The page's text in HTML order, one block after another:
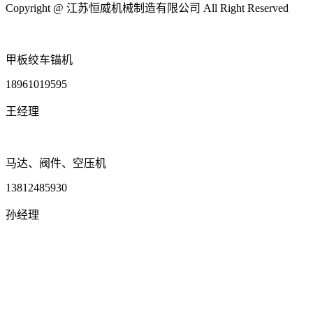
Copyright @ 江苏恒威机械制造有限公司 All Right Reserved
甲板绞车锚机
18961019595
王经理
马达、阀件、空压机
13812485930
孙经理